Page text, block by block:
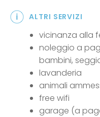
ALTRI SERVIZI
vicinanza alla
noleggio a
bambini,
lavanderia
animali
free wifi
garage (a